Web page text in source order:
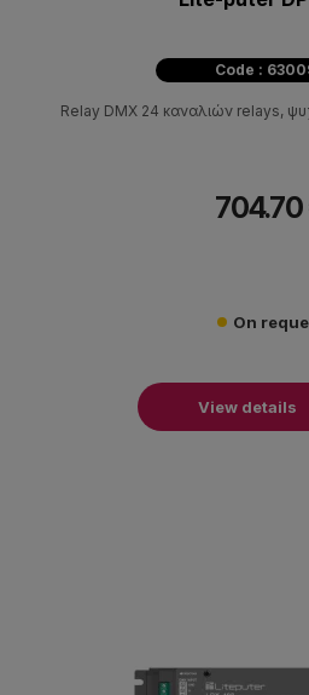
Code :
Relay DMX 24 καναλιών relays,
704.70
On
View details